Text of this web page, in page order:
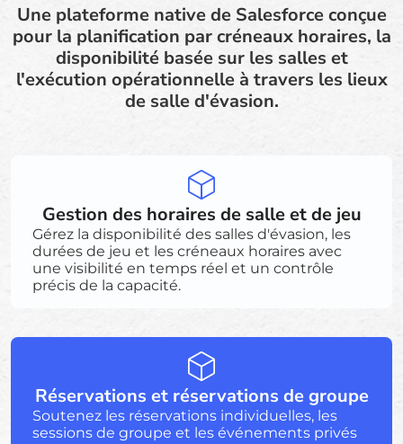
Une plateforme native de Salesforce conçue
pour la planification par créneaux horaires, la
disponibilité basée sur les salles et
l'exécution opérationnelle à travers les lieux
de salle d'évasion.
Gestion des horaires de salle et de jeu
Gérez la disponibilité des salles d'évasion, les
durées de jeu et les créneaux horaires avec
une visibilité en temps réel et un contrôle
précis de la capacité.
Réservations et réservations de groupe
Soutenez les réservations individuelles, les
sessions de groupe et les événements privés